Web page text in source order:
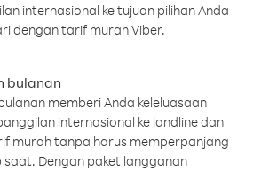
internasional ke tujuan pilihan Anda
dengan tarif murah Viber.
bulanan
memberi Anda keleluasaan
internasional ke landline dan
murah tanpa harus memperpanjang
saat. Dengan paket langganan